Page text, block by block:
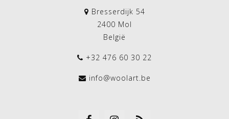
Bresserdijk 54
2400 Mol
België
+32 476 60 30 22
info@woolart.be